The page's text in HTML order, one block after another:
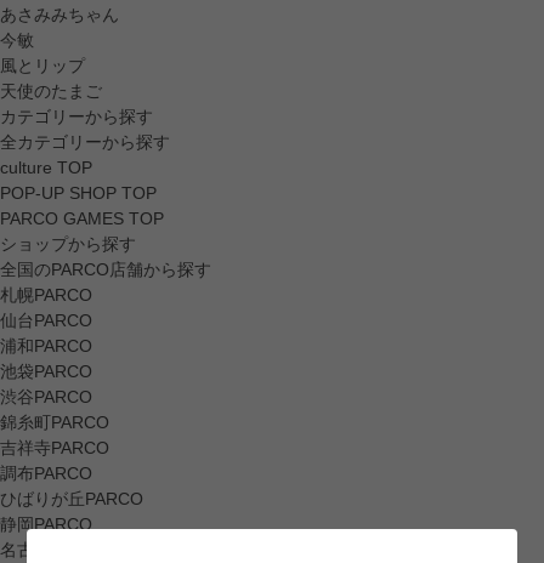
あさみみちゃん
今敏
風とリップ
天使のたまご
カテゴリーから探す
全カテゴリーから探す
culture TOP
POP-UP SHOP TOP
PARCO GAMES TOP
ショップから探す
全国のPARCO店舗から探す
札幌PARCO
仙台PARCO
浦和PARCO
池袋PARCO
渋谷PARCO
錦糸町PARCO
吉祥寺PARCO
調布PARCO
ひばりが丘PARCO
静岡PARCO
名古屋PARCO